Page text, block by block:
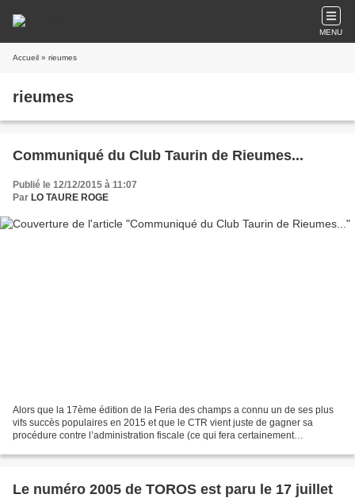
MENU
Accueil » rieumes
rieumes
Communiqué du Club Taurin de Rieumes...
Publié le 12/12/2015 à 11:07
Par LO TAURE ROGE
Alors que la 17ème édition de la Feria des champs a connu un de ses plus
vifs succès populaires en 2015 et que le CTR vient juste de gagner sa
procédure contre l’administration fiscale (ce qui fera certainement
Le numéro 2005 de TOROS est paru le 17 juillet